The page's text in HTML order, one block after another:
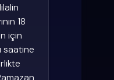
18
için
saatine